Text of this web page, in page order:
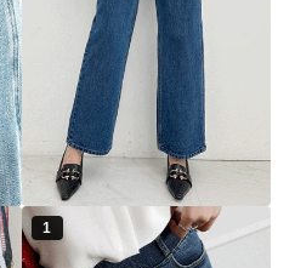
앤더슨 데님 팬츠
▨리미티드 고별전 30%▨
pt4434 [26~29] 1color
30% 34,900원 49,900원
1